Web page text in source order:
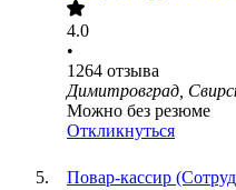
4.0
•
1264 отзыва
Димитровград,
Можно без резюме
Откликнуться
Повар-кассир